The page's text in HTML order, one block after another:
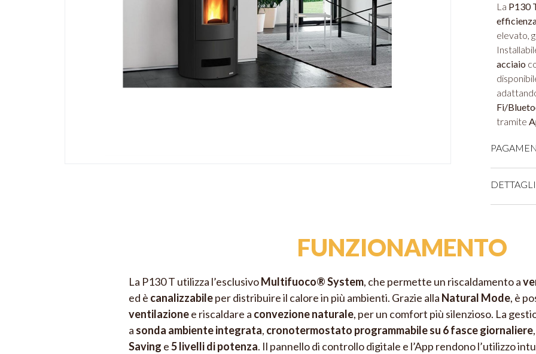
La P130
elevato,
acciaio
Fi/
tramite
CARTE DI
PAYPAL
BONIFICO
DETTAGLI
FUNZIONAMENTO
La P130 T utilizza l’esclusivoMultifuoco® System, che permette un riscaldamento a
ed è canalizzabileper distribuire il calore in più ambienti. Grazie alla Natural Mode, è
ventilazionee riscaldare a convezione naturale, per un comfort più silenzioso. La
a sonda ambiente integrata, cronotermostato programmabile su 6 fasce giornaliere,
Saving e5 livelli di potenza. Il pannello di controllo digitale e l’App rendono l’utilizzo